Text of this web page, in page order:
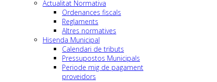
Actualitat Normativa
Ordenances fiscals
Reglaments
Altres normatives
Hisenda Municipal
Calendari de tributs
Pressupostos Municipals
Periode mig de pagament
proveidors